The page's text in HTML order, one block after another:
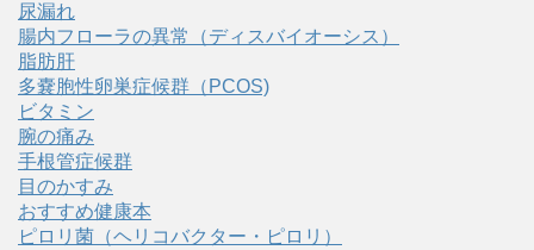
尿漏れ
腸内フローラの異常（ディスバイオーシス）
脂肪肝
多嚢胞性卵巣症候群（PCOS)
ビタミン
腕の痛み
手根管症候群
目のかすみ
おすすめ健康本
ピロリ菌（ヘリコバクター・ピロリ）